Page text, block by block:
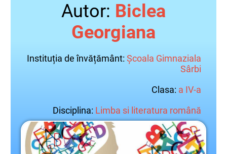
Autor: Biclea
Georgiana
Instituția de învățământ: Școala Gimnaziala
Sârbi
Clasa: a IV-a
Disciplina: Limba si literatura română